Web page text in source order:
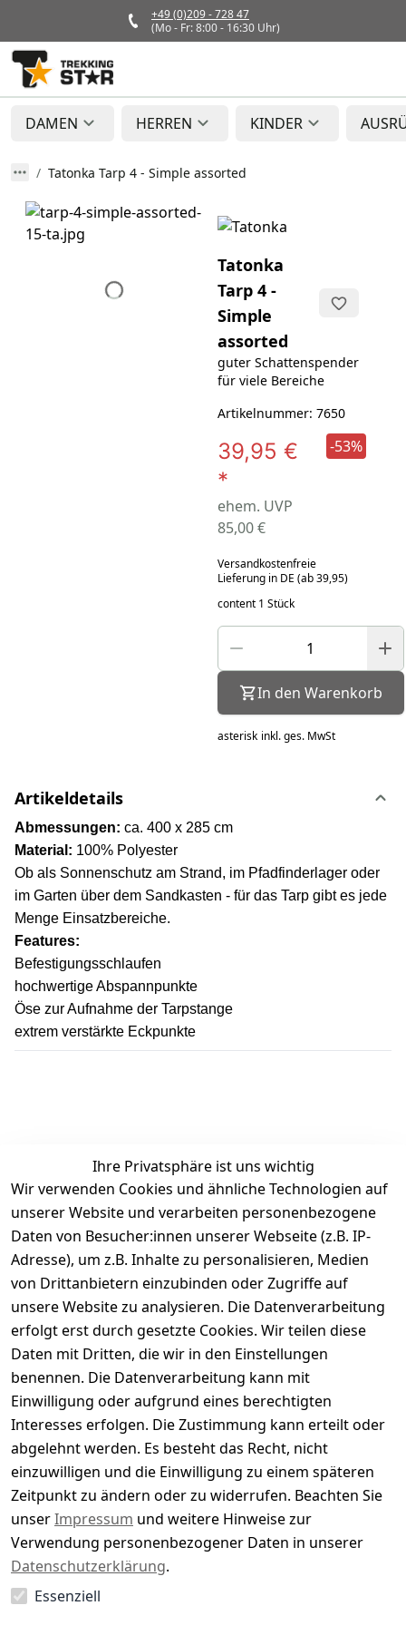
+49 (0)209 - 728 47
(Mo - Fr: 8:00 - 16:30 Uhr)
DAMEN HERREN KINDER
Tatonka Tarp 4 - Simple assorted
Tatonka
Tarp 4 -
Simple
assorted
guter Schattenspender
für viele Bereiche
Artikelnummer: 7650
39,95 €
*
ehem. UVP
85,00 €
-53%
Versandkostenfreie
Lieferung in DE (ab 39,95)
content 1 Stück
In den Warenkorb
asterisk inkl. ges. MwSt
Artikeldetails
Abmessungen: ca. 400 x 285 cm
Material: 100% Polyester
Ob als Sonnenschutz am Strand, im Pfadfinderlager oder
im Garten über dem Sandkasten - für das Tarp gibt es jede
Menge Einsatzbereiche.
Features:
Befestigungsschlaufen
hochwertige Abspannpunkte
Öse zur Aufnahme der Tarpstange
extrem verstärkte Eckpunkte
Kundenbewertungen
Durchschnittliche Bewertung
0
Basierend auf 0 Bewertung(en)
Bewertung abgeben
5
( 0 )
4
( 0 )
3
( 0 )
2
( 0 )
1
( 0 )
Es hat noch niemand eine Bewertung für diesen
Artikel abgegeben
Ihre Privatsphäre ist uns wichtig
Wir verwenden Cookies und ähnliche Technologien auf
unserer Website und verarbeiten personenbezogene
Daten von Besucher:innen unserer Webseite (z.B. IP-
Adresse), um z.B. Inhalte zu personalisieren, Medien
von Drittanbietern einzubinden oder Zugriffe auf
unsere Website zu analysieren. Die Datenverarbeitung
erfolgt erst durch gesetzte Cookies. Wir teilen diese
Daten mit Dritten, die wir in den Einstellungen
benennen. Die Datenverarbeitung kann mit
Einwilligung oder aufgrund eines berechtigten
Interesses erfolgen. Die Zustimmung kann erteilt oder
abgelehnt werden. Es besteht das Recht, nicht
einzuwilligen und die Einwilligung zu einem späteren
Zeitpunkt zu ändern oder zu widerrufen. Beachten Sie
unserImpressum und weitere Hinweise zur
Verwendung personenbezogener Daten in unserer
Datenschutzerklärung.
Essenziell